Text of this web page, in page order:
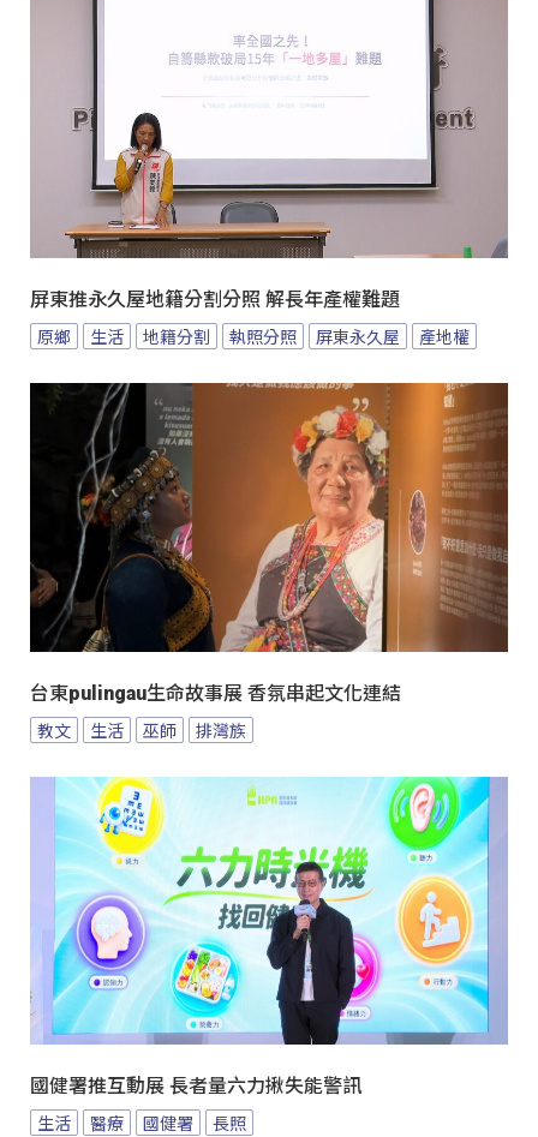
屏東推永久屋地籍分割分照 解長年產權難題
原鄉 生活 地籍分割 執照分照 屏東永久屋 產地權
台東pulingau生命故事展 香氛串起文化連結
教文 生活 巫師 排灣族
國健署推互動展 長者量六力揪失能警訊
生活 醫療 國健署 長照